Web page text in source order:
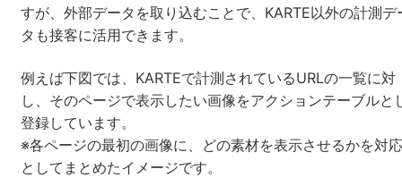
すが、外部データを取り込むことで、KARTE以外の計測デ
タも接客に活用できます。
例えば下図では、KARTEで計測されているURLの一覧に対
し、そのページで表示したい画像をアクションテーブルと
登録しています。
※各ページの最初の画像に、どの素材を表示させるかを対
としてまとめたイメージです。